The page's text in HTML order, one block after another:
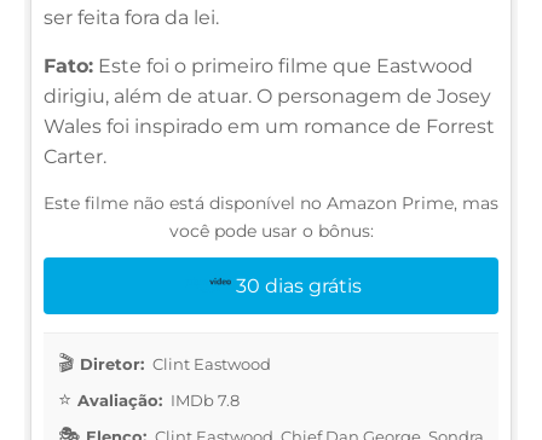
ser feita fora da lei.
Fato: Este foi o primeiro filme que Eastwood
dirigiu, além de atuar. O personagem de Josey
Wales foi inspirado em um romance de Forrest
Carter.
Este filme não está disponível no Amazon Prime, mas
você pode usar o bônus:
30 dias grátis
Diretor: Clint Eastwood
Avaliação: IMDb 7.8
Elenco: Clint Eastwood, Chief Dan George, Sondra